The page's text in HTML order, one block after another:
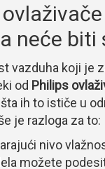
neće biti
vazduha koji je
od Philips
ih to ističe u
je razloga za to:
nivo
možete